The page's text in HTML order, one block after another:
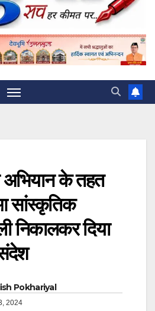
अभियान के तहत
सांस्कृतिक
निकालकर दिया
Pokhariyal
2024